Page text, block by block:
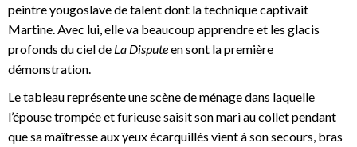
peintre yougoslave de talent dont la technique captivait
Martine. Avec lui, elle va beaucoup apprendre et les glacis
profonds du ciel de La Disputeen sont la première
démonstration.
Le tableau représente une scène de ménage dans laquelle
l’épouse trompée et furieuse saisit son mari au collet pendant
que sa maîtresse aux yeux écarquillés vient à son secours, bras